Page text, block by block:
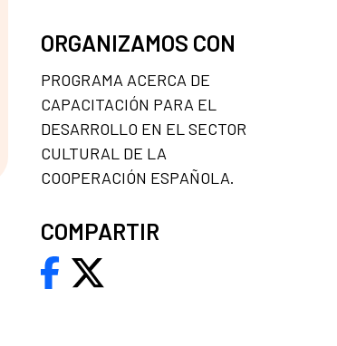
ORGANIZAMOS CON
PROGRAMA ACERCA DE
CAPACITACIÓN PARA EL
DESARROLLO EN EL SECTOR
CULTURAL DE LA
COOPERACIÓN ESPAÑOLA.
COMPARTIR